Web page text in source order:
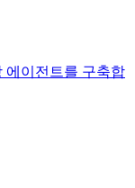
에이전트를 구축합